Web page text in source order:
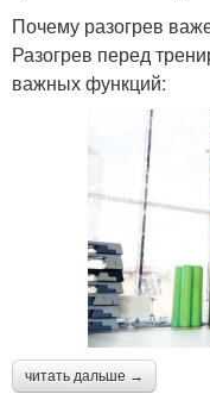
Почему разогрев
Разогрев перед
важных функций:
читать дальше →